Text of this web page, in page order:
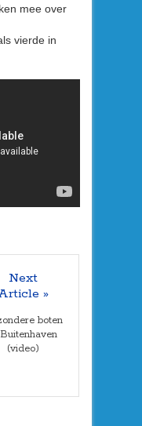
mee over
vierde in
Next
»
boten
(video)